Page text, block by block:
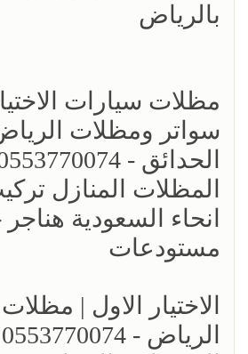
بالرياض
مظلات سيارات
سواتر ومظلات
المظلات المنازل
انحاء السعودية هناجر
مستودعات
الاختيار الاول |